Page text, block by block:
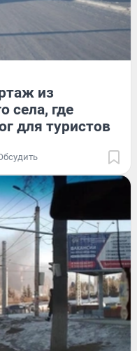
из
села, где
для туристов